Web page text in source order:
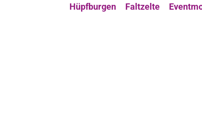
Hüpfburgen Faltzelte